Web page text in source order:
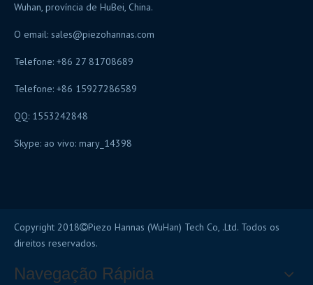
Wuhan, província de HuBei, China.
O email: sales@piezohannas.com
Telefone: +86 27 81708689
Telefone: +86 15927286589
QQ: 1553242848
Skype: ao vivo: mary_14398
Copyright 2018Piezo Hannas (WuHan) Tech Co, .Ltd. Todos os
direitos reservados.
Navegação Rápida